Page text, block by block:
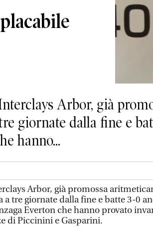
Arbor, già
giornate dalla fine e
hanno...
Arbor, già promossa
tre giornate dalla fine e batte 3-0
Everton che hanno provato
di Piccinini e Gasparini.